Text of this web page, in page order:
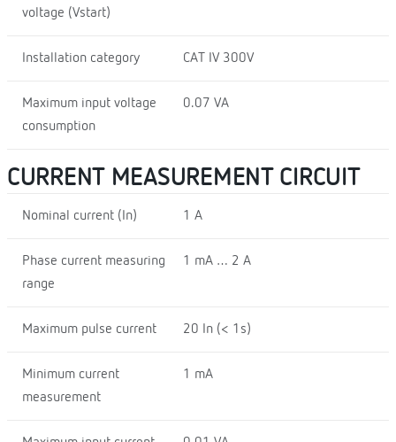
voltage (Vstart)
Installation category CAT IV 300V
Maximum input voltage
consumption
0.07 VA
CURRENT MEASUREMENT CIRCUIT
Nominal current (In) 1 A
Phase current measuring
range
1 mA … 2 A
Maximum pulse current 20 In (< 1s)
Minimum current
measurement
1 mA